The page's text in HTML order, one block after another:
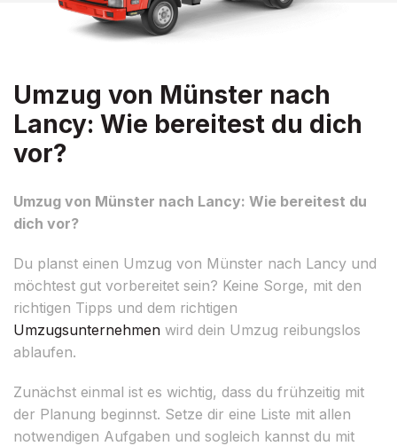
Umzug von Münster nach
Lancy: Wie bereitest du dich
vor?
Umzug von Münster nach Lancy: Wie bereitest du
dich vor?
Du planst einen Umzug von Münster nach Lancy und
möchtest gut vorbereitet sein? Keine Sorge, mit den
richtigen Tipps und dem richtigen
Umzugsunternehmen wird dein Umzug reibungslos
ablaufen.
Zunächst einmal ist es wichtig, dass du frühzeitig mit
der Planung beginnst. Setze dir eine Liste mit allen
notwendigen Aufgaben und sogleich kannst du mit